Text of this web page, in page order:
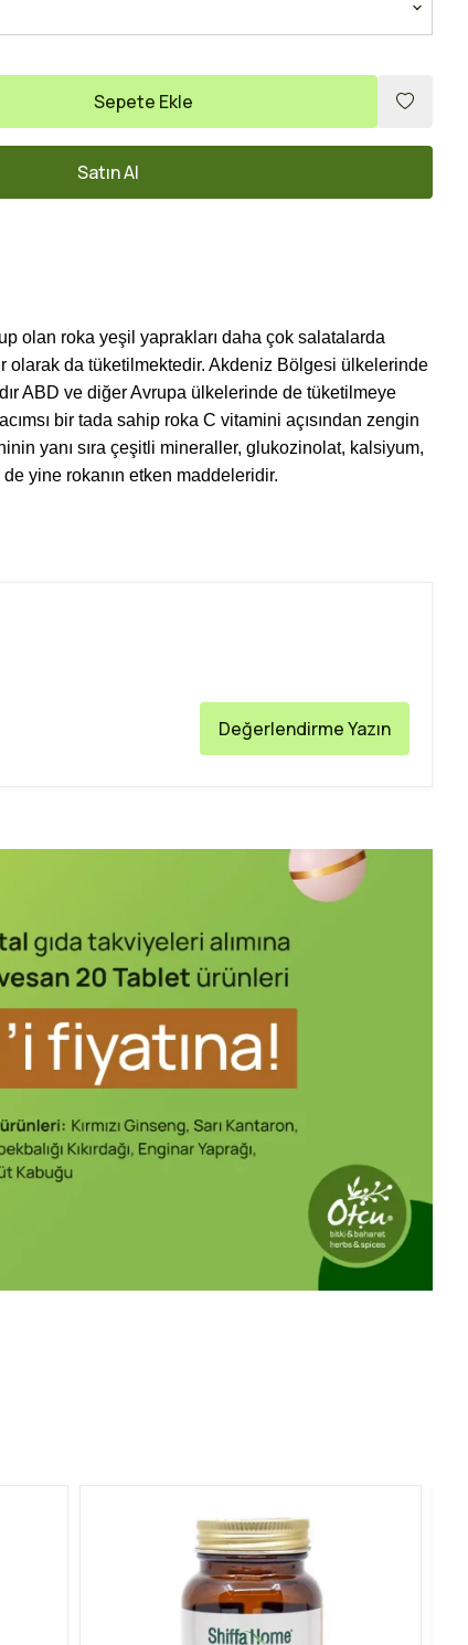
Sepete Ekle
Satın Al
olan roka yeşil yaprakları daha çok salatalarda
olarak da tüketilmektedir. Akdeniz Bölgesi ülkelerinde
ABD ve diğer Avrupa ülkelerinde de tüketilmeye
bir tada sahip roka C vitamini açısından zengin
yanı sıra çeşitli mineraller, glukozinolat, kalsiyum,
yine rokanın etken maddeleridir.
Değerlendirme Yazın